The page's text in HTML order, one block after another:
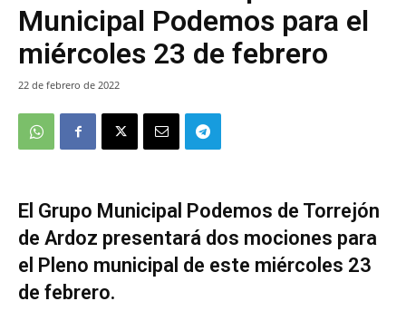
Municipal Podemos para el
miércoles 23 de febrero
22 de febrero de 2022
El Grupo Municipal Podemos de Torrejón
de Ardoz presentará dos mociones para
el Pleno municipal de este miércoles 23
de febrero.